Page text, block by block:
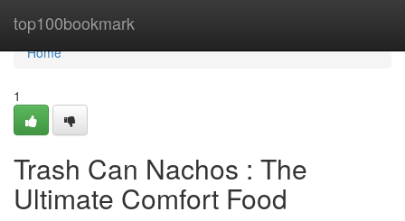
top100bookmark
Home
Home
1
Trash Can Nachos : The
Ultimate Comfort Food